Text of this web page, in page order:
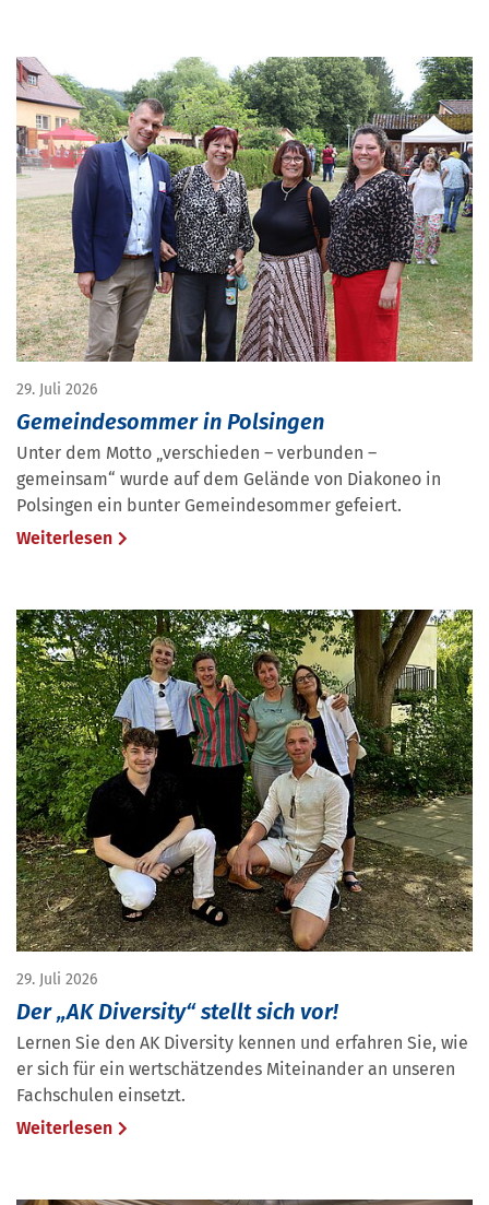
29. Juli 2026
Gemeindesommer in Polsingen
Unter dem Motto „verschieden – verbunden –
gemeinsam“ wurde auf dem Gelände von Diakoneo in
Polsingen ein bunter Gemeindesommer gefeiert.
Weiterlesen
29. Juli 2026
Der „AK Diversity“ stellt sich vor!
Lernen Sie den AK Diversity kennen und erfahren Sie, wie
er sich für ein wertschätzendes Miteinander an unseren
Fachschulen einsetzt.
Weiterlesen